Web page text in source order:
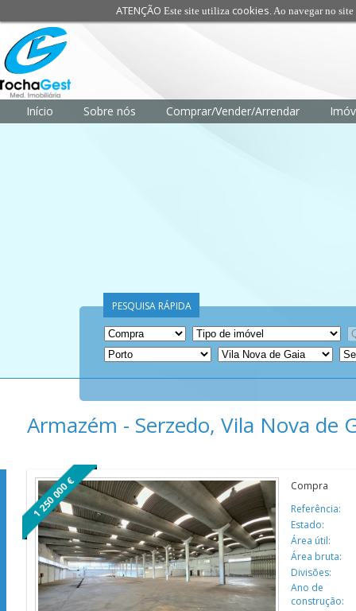
ATENÇÃO Este site utiliza cookies. Ao navegar no
Início Sobre nós Comprar/Vender/Arrendar
PESQUISA RÁPIDA
Armazém - Serzedo, Vila Nova de
Compra
1 250 000 €
Referência:
Estado:
Área útil:
Área bruta:
Divisões:
Ano de
construção: